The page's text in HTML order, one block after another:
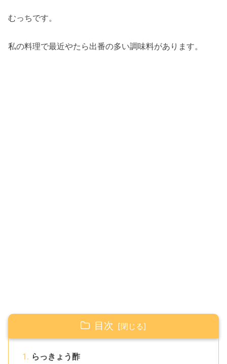
むっちです。
私の料理で最近やたら出番の多い調味料があります。
目次
らっきょう酢